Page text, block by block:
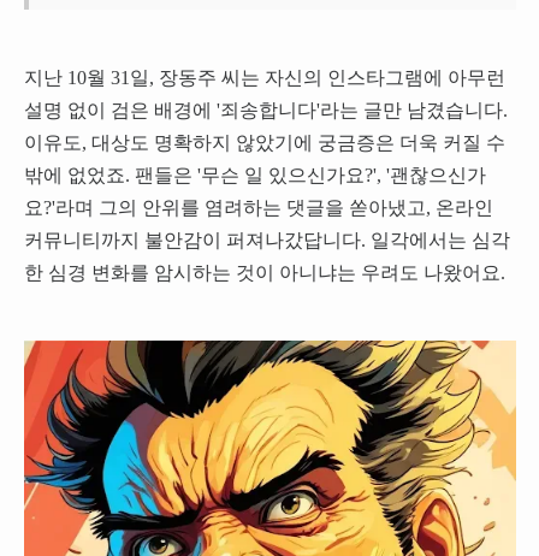
지난 10월 31일, 장동주 씨는 자신의 인스타그램에 아무런
설명 없이 검은 배경에 '죄송합니다'라는 글만 남겼습니다.
이유도, 대상도 명확하지 않았기에 궁금증은 더욱 커질 수
밖에 없었죠. 팬들은 '무슨 일 있으신가요?', '괜찮으신가
요?'라며 그의 안위를 염려하는 댓글을 쏟아냈고, 온라인
커뮤니티까지 불안감이 퍼져나갔답니다. 일각에서는 심각
한 심경 변화를 암시하는 것이 아니냐는 우려도 나왔어요.